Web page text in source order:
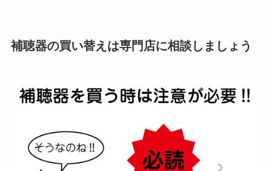
補聴器の買い替えは専門店に相談しましょう